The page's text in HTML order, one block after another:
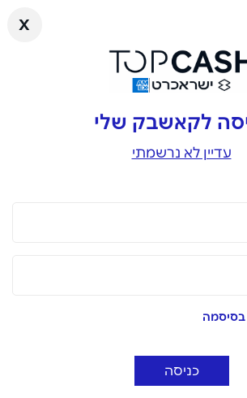
x
לקאשבק שלי
עדיין לא נרשמתי
בסיסמה
כניסה